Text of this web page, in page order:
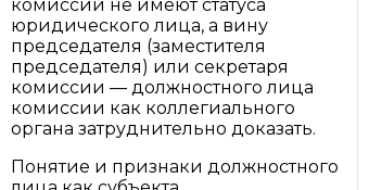
комиссий не имеют статуса
юридического лица, а вину
председателя (заместителя
председателя) или секретаря
комиссии — должностного лица
комиссии как коллегиального
органа затруднительно доказать.
Понятие и признаки должностного